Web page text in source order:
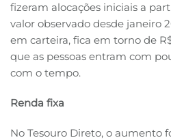
fizeram alocações iniciais a
valor observado desde janeiro
em carteira, fica em torno de
que as pessoas entram com
com o tempo.
Renda fixa
No Tesouro Direto, o aumento